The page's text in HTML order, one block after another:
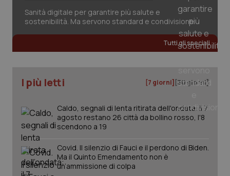
Sanità digitale per garantire più salute e
sostenibilità. Ma servono standard e condivisione
Tutti gli speciali
I più letti [7 giorni] [30 giorni]
Caldo, segnali di lenta ritirata dell'ondata: il 7
agosto restano 26 città da bollino rosso, l'8
scendono a 19
Covid. Il silenzio di Fauci e il perdono di Biden.
Ma il Quinto Emendamento non è
un’ammissione di colpa